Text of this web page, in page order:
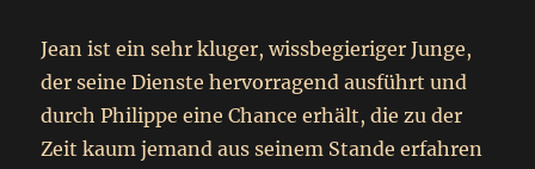
Jean ist ein sehr kluger, wissbegieriger Junge,
der seine Dienste hervorragend ausführt und
durch Philippe eine Chance erhält, die zu der
Zeit kaum jemand aus seinem Stande erfahren